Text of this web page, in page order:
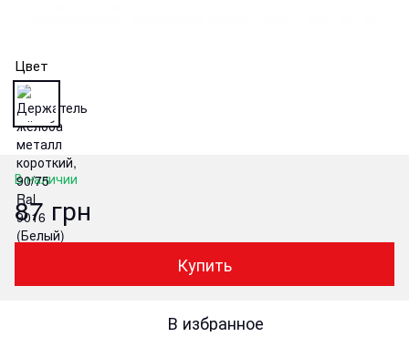
Цвет
В наличии
87 грн
Купить
В избранное